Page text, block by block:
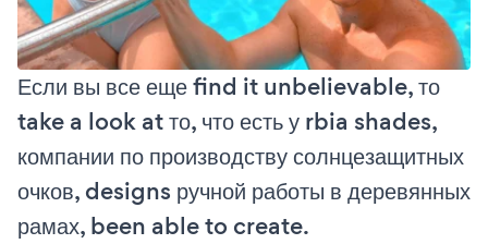
Если вы все еще find it unbelievable, то
take a look at то, что есть у rbia shades,
компании по производству солнцезащитных
очков, designs ручной работы в деревянных
рамах, been able to create.